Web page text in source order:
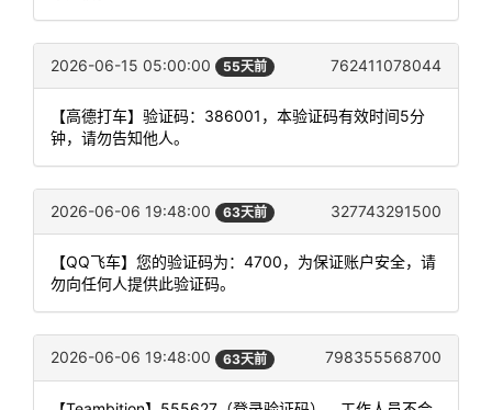
2026-06-15 05:00:00 55天前 762411078044
【高德打车】验证码：386001，本验证码有效时间5分
钟，请勿告知他人。
2026-06-06 19:48:00 63天前 327743291500
【QQ飞车】您的验证码为：4700，为保证账户安全，请
勿向任何人提供此验证码。
2026-06-06 19:48:00 63天前 798355568700